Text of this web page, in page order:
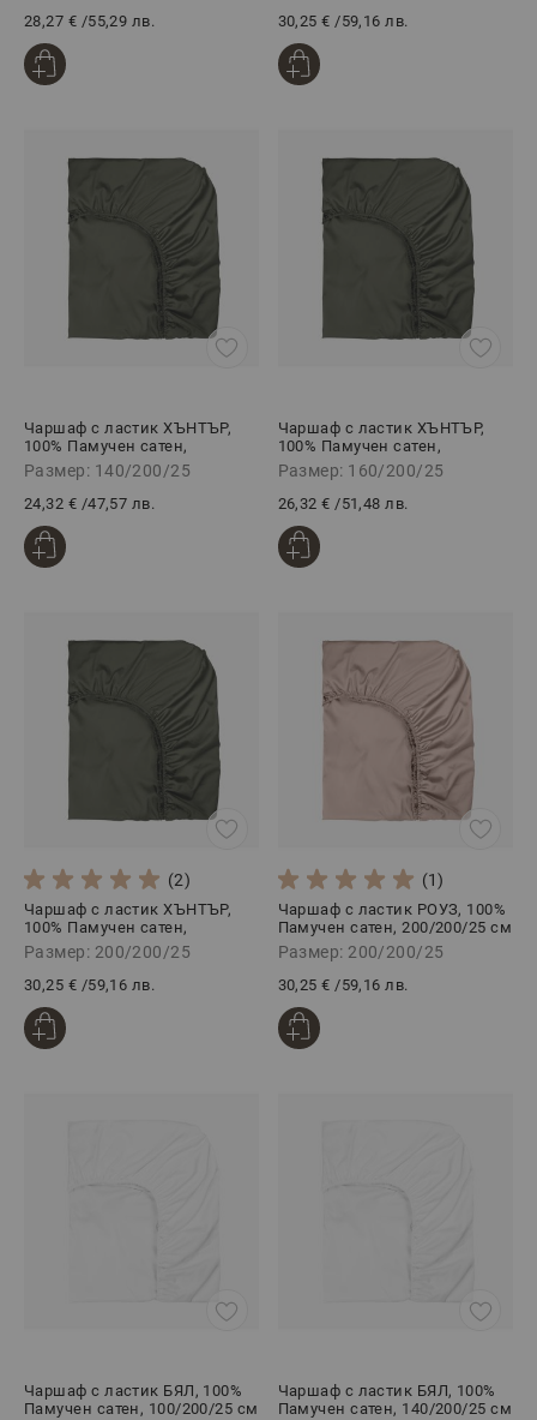
28,27 € /55,29 лв. 30,25 € /59,16 лв.
Чаршаф с ластик ХЪНТЪР,
100% Памучен сатен,
140/200/25 см
Размер: 140/200/25
24,32 € /47,57 лв.
Чаршаф с ластик ХЪНТЪР,
100% Памучен сатен,
160/200/25 см
Размер: 160/200/25
26,32 € /51,48 лв.
(2)
Чаршаф с ластик ХЪНТЪР,
100% Памучен сатен,
200/200/25 см
Размер: 200/200/25
30,25 € /59,16 лв.
(1)
Чаршаф с ластик РОУЗ, 100%
Памучен сатен, 200/200/25 см
Размер: 200/200/25
30,25 € /59,16 лв.
Чаршаф с ластик БЯЛ, 100%
Памучен сатен, 100/200/25 см
Чаршаф с ластик БЯЛ, 100%
Памучен сатен, 140/200/25 см